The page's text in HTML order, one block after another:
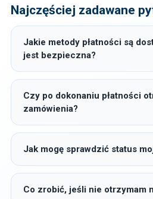
Najczęściej zadawane
Jakie metody płatności są
jest bezpieczna?
Czy po dokonaniu płatności
zamówienia?
Jak mogę sprawdzić status
Co zrobić, jeśli nie otrzymam